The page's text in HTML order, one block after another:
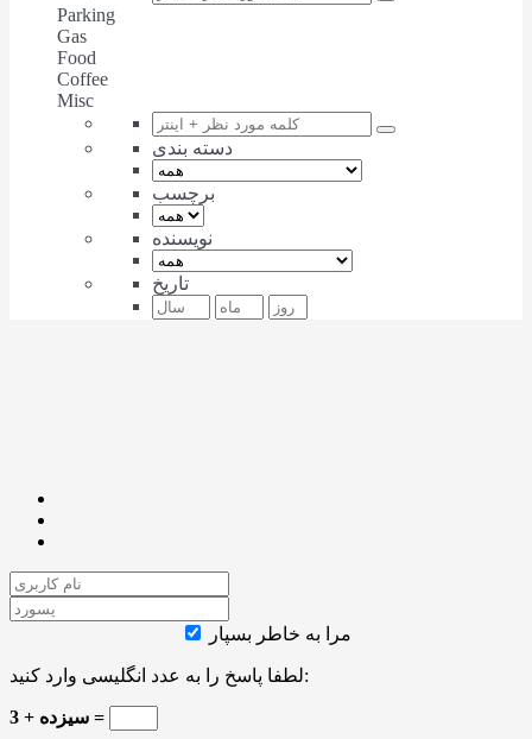
Parking
Gas
Food
Coffee
Misc
دسته بندی
برچسب
نویسنده
تاریخ
مرا به خاطر بسپار
لطفا پاسخ را به عدد انگلیسی وارد کنید:
3 + سیزده =